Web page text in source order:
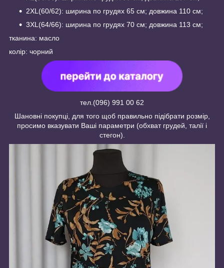
2XL(60/62): ширина по грудях 65 см; довжина 110 см;
3XL(64/66): ширина по грудях 70 см; довжина 113 см;
тканина: масло
колір: чорний
тел.(096) 991 00 62
Шановні покупці, для того щоб правильно підібрати розмір,
просимо вказувати Ваші параметри (обхват грудей, талії і
стегон).